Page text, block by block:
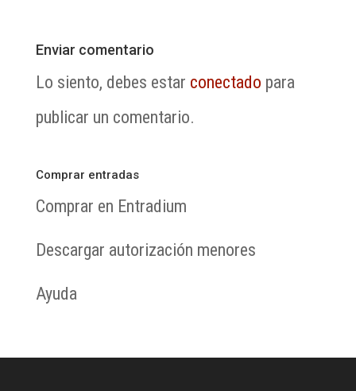
Enviar comentario
Lo siento, debes estar conectado para
publicar un comentario.
Comprar entradas
Comprar en Entradium
Descargar autorización menores
Ayuda